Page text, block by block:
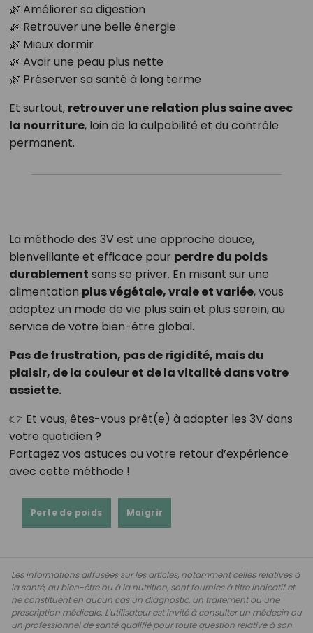
🌿 Améliorer sa digestion
🌿 Retrouver une belle énergie
🌿 Mieux dormir
🌿 Avoir une peau plus nette
🌿 Préserver sa santé à long terme
Et surtout, retrouver une relation plus saine avec
la nourriture, loin de la culpabilité et du contrôle
permanent.
La méthode des 3V est une approche douce,
bienveillante et efficace pour perdre du poids
durablement sans se priver. En misant sur une
alimentation plus végétale, vraie et variée, vous
adoptez un mode de vie plus sain et plus serein, au
service de votre bien-être global.
Pas de frustration, pas de rigidité, mais du
plaisir, de la couleur et de la vitalité dans votre
assiette.
👉 Et vous, êtes-vous prêt(e) à adopter les 3V dans
votre quotidien ?
Partagez vos astuces ou votre retour d’expérience
avec cette méthode !
Perte de poids Maigrir
Les informations diffusées sur les articles, notamment celles relatives à
la santé, au bien-être ou à la nutrition, sont fournies à titre indicatif et
ne constituent en aucun cas un diagnostic, un traitement ou une
prescription médicale. L'utilisateur est invité à consulter un médecin ou
un professionnel de santé qualifié pour toute question relative à son